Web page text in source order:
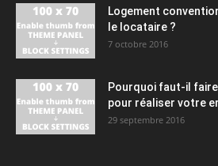
Logement
le locataire ?
7 octobre 2016
Pourquoi faut-il
pour réaliser votre
29 septembre 2016